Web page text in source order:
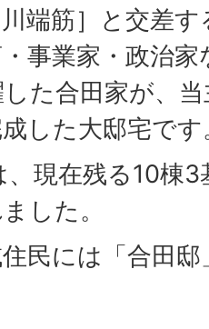
川端筋］と交差
事業家・政治
た合田家が、
した大邸宅です
現在残る10棟
した。
民には「合田